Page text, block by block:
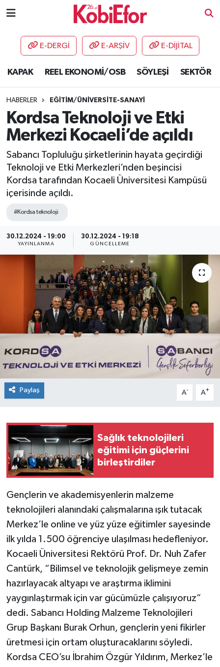
E-DERGİ E-ARŞİV E-DİJİTAL
KAPAK REEL EKONOMİ/OSB SÖYLEŞİ SEKTÖR
HABERLER EĞİTİM/ÜNİVERSİTE-SANAYİ
Kordsa Teknoloji ve Etki
Merkezi Kocaeli’de açıldı
Sabancı Topluluğu şirketlerinin hayata geçirdiği
Teknoloji ve Etki Merkezleri’nden beşincisi
Kordsa tarafından Kocaeli Üniversitesi Kampüsü
içerisinde açıldı.
#Kordsa teknoloji
30.12.2024 - 19:00
YAYINLANMA
30.12.2024 - 19:18
GÜNCELLEME
Paylaş A- A+
Sağlık teknolojileri
eğitimi için güçlerini
birleştirdiler
Gençlerin ve akademisyenlerin malzeme
teknolojileri alanındaki çalışmalarına ışık tutacak
Merkez’le online ve yüz yüze eğitimler sayesinde
ilk yılda 1.500 öğrenciye ulaşılması hedefleniyor.
Kocaeli Üniversitesi Rektörü Prof. Dr. Nuh Zafer
Cantürk, “Bilimsel ve teknolojik gelişmeye zemin
hazırlayacak altyapı ve araştırma iklimini
yaygınlaştırmak için var gücümüzle çalışıyoruz”
dedi. Sabancı Holding Malzeme Teknolojileri
Grup Başkanı Burak Orhun, gençlerin yeni fikirler
üretmesi için ortam oluşturacaklarını söyledi.
Kordsa CEO’su İbrahim Özgür Yıldırım, Merkez’le
AKADEMİ
DESTEK-TEŞVİK
ETKİNLİK
GÜNCEL
HABERLER
KAPAK
OSB
SEKTÖR
ŞİRKET PANO
SÖYLEŞİ
ÜLKE
YAŞAM